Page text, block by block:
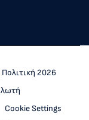
Πολιτική 2026
Cookie Settings